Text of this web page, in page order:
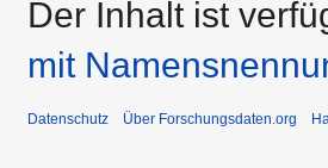
Der Inhalt ist
mit
Datenschutz Über Forschungsdaten.org